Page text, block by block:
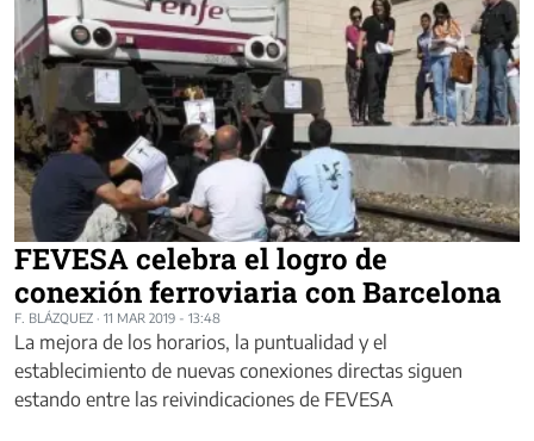
FEVESA celebra el logro de
conexión ferroviaria con Barcelona
F. BLÁZQUEZ · 11 MAR 2019 - 13:48
La mejora de los horarios, la puntualidad y el
establecimiento de nuevas conexiones directas siguen
estando entre las reivindicaciones de FEVESA